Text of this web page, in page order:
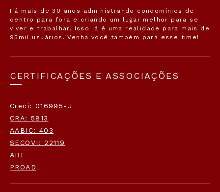
Há mais de 30 anos administrando condomínios de
dentro para fora e criando um lugar melhor para se
viver e trabalhar. Isso já é uma realidade para mais de
95mil usuários. Venha você também para esse time!
CERTIFICAÇÕES E ASSOCIAÇÕES
Creci: 016995-J
CRA: 5813
AABIC: 403
SECOVI: 22119
ABF
PROAD